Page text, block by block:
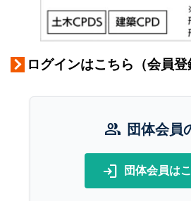
ログインはこちら（会員登
group 団体会員
login 団体会員は